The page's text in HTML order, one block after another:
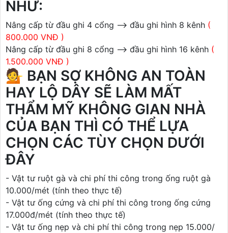
NHƯ:
Nâng cấp từ đầu ghi 4 cổng --> đầu ghi hình 8 kênh (
800.000 VNĐ )
Nâng cấp từ đầu ghi 8 cổng --> đầu ghi hình 16 kênh (
1.500.000 VNĐ )
💁 BẠN SỢ KHÔNG AN TOÀN
HAY LỘ DÂY SẼ LÀM MẤT
THẨM MỸ KHÔNG GIAN NHÀ
CỦA BẠN THÌ CÓ THỂ LỰA
CHỌN CÁC TÙY CHỌN DƯỚI
ĐÂY
- Vật tư ruột gà và chi phí thi công trong ống ruột gà
10.000/mét (tính theo thực tế)
- Vật tư ống cứng và chi phí thi công trong ống cứng
17.000đ/mét (tính theo thực tế)
- Vật tư ống nẹp và chi phí thi công trong nẹp 15.000/